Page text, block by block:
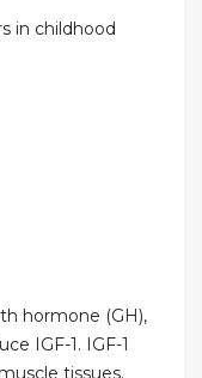
in childhood
hormone (GH),
IGF-1. IGF-1